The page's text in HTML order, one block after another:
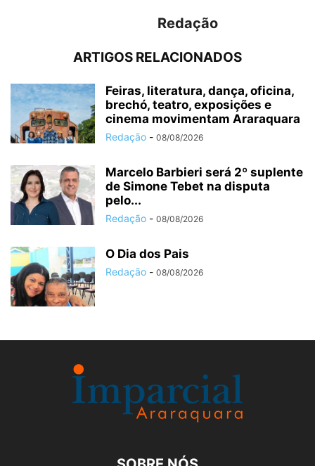
Redação
ARTIGOS RELACIONADOS
Feiras, literatura, dança, oficina,
brechó, teatro, exposições e
cinema movimentam Araraquara
Redação - 08/08/2026
Marcelo Barbieri será 2º suplente
de Simone Tebet na disputa
pelo...
Redação - 08/08/2026
O Dia dos Pais
Redação - 08/08/2026